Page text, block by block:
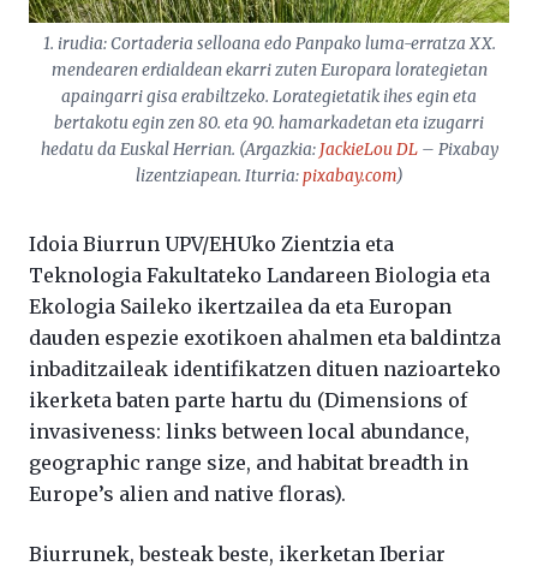
1. irudia:Cortaderia selloana edo Panpako luma-erratza XX.
mendearen erdialdean ekarri zuten Europara lorategietan
apaingarri gisa erabiltzeko. Lorategietatik ihes egin eta
bertakotu egin zen 80. eta 90. hamarkadetan eta izugarri
hedatu da Euskal Herrian. (Argazkia: JackieLou DL – Pixabay
lizentziapean. Iturria:pixabay.com)
Idoia Biurrun UPV/EHUko Zientzia eta
Teknologia Fakultateko Landareen Biologia eta
Ekologia Saileko ikertzailea da eta Europan
dauden espezie exotikoen ahalmen eta baldintza
inbaditzaileak identifikatzen dituen nazioarteko
ikerketa baten parte hartu du (Dimensions of
invasiveness: links between local abundance,
geographic range size, and habitat breadth in
Europe’s alien and native floras).
Biurrunek, besteak beste, ikerketan Iberiar